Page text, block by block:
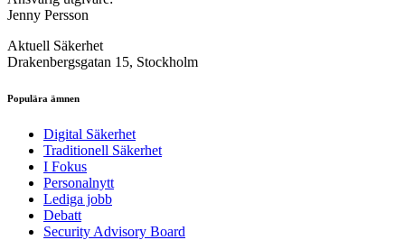
Jenny Persson
Aktuell Säkerhet
Drakenbergsgatan 15, Stockholm
Populära ämnen
Digital Säkerhet
Traditionell Säkerhet
I Fokus
Personalnytt
Lediga jobb
Debatt
Security Advisory Board